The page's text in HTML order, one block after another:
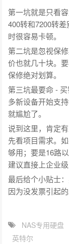
第一坑就是只看
400转和7200转
时很容易卡顿。
第二坑是忽视保
价也就几十块。
保修绝对划算。
第三坑最要命 -
多新设备开始支
就尴尬了。
说到这里，肯定
先看项目需求。
够用；要是16路
建议直接上企业
最后给个小贴士
因为没发票引起
NAS专用硬盘
英特尔